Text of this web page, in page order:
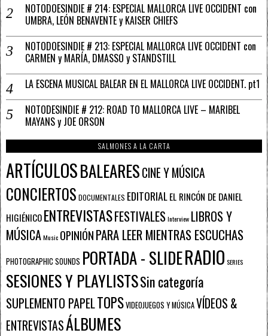
NOTODOESINDIE # 214: ESPECIAL MALLORCA LIVE OCCIDENT con
UMBRA, LEÓN BENAVENTE y KAISER CHIEFS
NOTODOESINDIE # 213: ESPECIAL MALLORCA LIVE OCCIDENT con
CARMEN y MARÍA, DMASSO y STANDSTILL
LA ESCENA MUSICAL BALEAR EN EL MALLORCA LIVE OCCIDENT. pt1
NOTODESINDIE # 212: ROAD TO MALLORCA LIVE – MARIBEL
MAYANS y JOE ORSON
SALMONES A LA CARTA
ARTÍCULOSBALEARESCINE Y MÚSICA
CONCIERTOS DOCUMENTALES EDITORIALEL RINCÓN DE DANIEL
HIGIÉNICOENTREVISTASFESTIVALESInterview LIBROS Y
MÚSICAMusic OPINIÓNPARA LEER MIENTRAS ESCUCHAS
PHOTOGRAPHIC SOUNDS PORTADA - SLIDERADIO SERIES
SESIONES Y PLAYLISTSSin categoría
SUPLEMENTO PAPELTOPSVIDEOJUEGOS Y MÚSICAVÍDEOS &
ENTREVISTASÁLBUMES